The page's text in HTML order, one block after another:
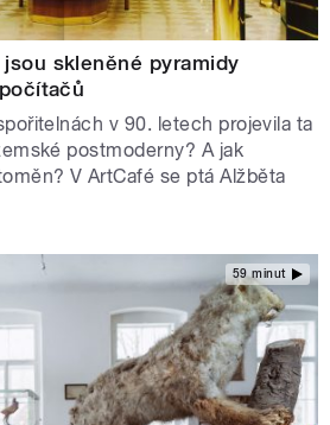
skleněné pyramidy
v 90. letech projevila ta
postmoderny? A jak
V ArtCafé se ptá Alžběta
59 minut